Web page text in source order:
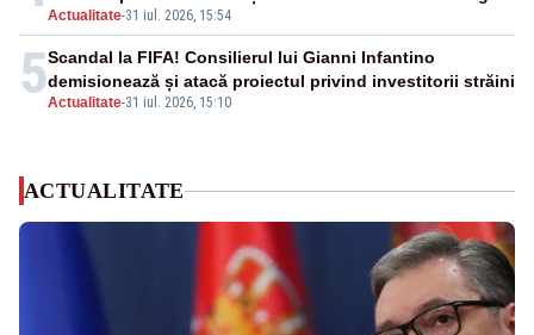
Actualitate-31 iul. 2026, 15:54
5Actualitate-31 iul. 2026, 15:10
Scandal la FIFA! Consilierul lui Gianni Infantino
demisionează și atacă proiectul privind investitorii străini
ACTUALITATE